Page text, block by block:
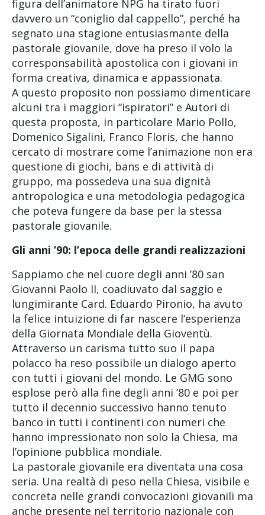
figura dell’animatore NPG ha tirato fuori
davvero un “coniglio dal cappello”, perché ha
segnato una stagione entusiasmante della
pastorale giovanile, dove ha preso il volo la
corresponsabilità apostolica con i giovani in
forma creativa, dinamica e appassionata.
A questo proposito non possiamo dimenticare
alcuni tra i maggiori “ispiratori” e Autori di
questa proposta, in particolare Mario Pollo,
Domenico Sigalini, Franco Floris, che hanno
cercato di mostrare come l’animazione non era
questione di giochi, bans e di attività di
gruppo, ma possedeva una sua dignità
antropologica e una metodologia pedagogica
che poteva fungere da base per la stessa
pastorale giovanile.
Gli anni ’90: l’epoca delle grandi realizzazioni
Sappiamo che nel cuore degli anni ’80 san
Giovanni Paolo II, coadiuvato dal saggio e
lungimirante Card. Eduardo Pironio, ha avuto
la felice intuizione di far nascere l’esperienza
della Giornata Mondiale della Gioventù.
Attraverso un carisma tutto suo il papa
polacco ha reso possibile un dialogo aperto
con tutti i giovani del mondo. Le GMG sono
esplose però alla fine degli anni ’80 e poi per
tutto il decennio successivo hanno tenuto
banco in tutti i continenti con numeri che
hanno impressionato non solo la Chiesa, ma
l’opinione pubblica mondiale.
La pastorale giovanile era diventata una cosa
seria. Una realtà di peso nella Chiesa, visibile e
concreta nelle grandi convocazioni giovanili ma
anche presente nel territorio nazionale con